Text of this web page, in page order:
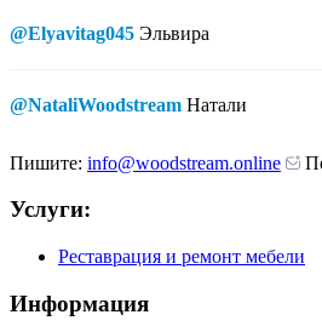
@Elyavitag045 Эльвира
@NataliWoodstream Натали
Пишите: info@woodstream.online
Услуги:
Реставрация и ремонт мебели
Информация